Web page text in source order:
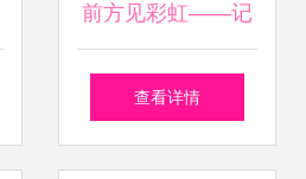
前方见彩虹——记
广州黑马JavaEE基
查看详情